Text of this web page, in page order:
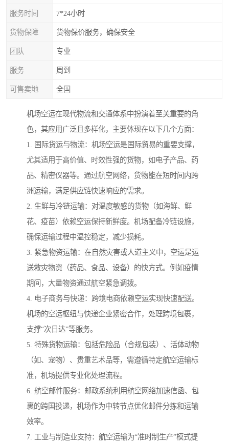
服务时间 7*24小时
货物保障 货物保价服务，确保安全
团队 专业
服务 周到
可售卖地 全国
机场空运在现代物流和交通体系中扮演着至关重要的角
色，其应用广泛且多样化，主要体现在以下几个方面：
1. 国际货运与物流：机场空运是国际贸易的重要支撑，
尤其适用于高价值、时效性强的货物，如电子产品、药
品、精密仪器等。通过航空网络，货物能在短时间内跨
洲运输，满足供应链快速响应的需求。
2. 生鲜与冷链运输：对温度敏感的货物（如海鲜、鲜
花、疫苗）依赖空运保持新鲜度。机场配备冷链设施，
确保运输过程中温控稳定，减少损耗。
3. 紧急物资运输：在自然灾害或人道主义中，空运是运
送救灾物资（药品、食品、设备）的快方式。例如疫情
期间，大量物资通过航空紧急调拨。
4. 电子商务与快递：跨境电商依赖空运实现快速配送。
机场的空运枢纽与快递企业紧密合作，处理跨境包裹，
支撑“次日达”等服务。
5. 特殊货物运输：包括危险品（合规包装）、活体动物
（如、宠物）、贵重艺术品等，需遵循特定航空运输标
准，机场提供专业化处理流程。
6. 航空邮件服务：邮政系统利用航空网络加速信函、包
裹的跨国投递，机场作为中转节点优化邮件分拣和运输
效率。
7. 工业与制造业支持：航空运输为“准时制生产”模式提